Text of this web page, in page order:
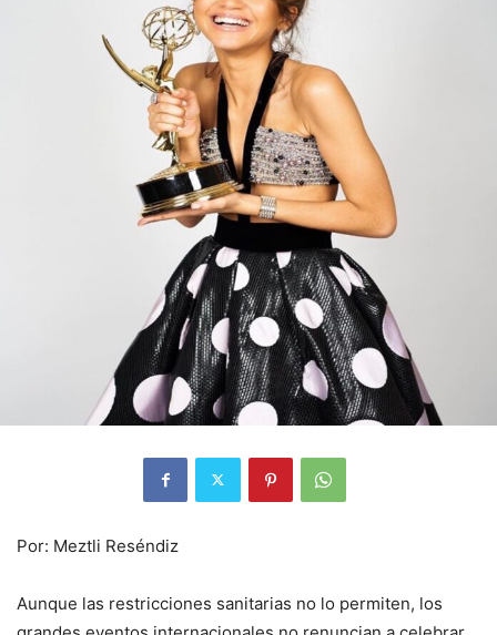
Por: Meztli Reséndiz
Aunque las restricciones sanitarias no lo permiten, los